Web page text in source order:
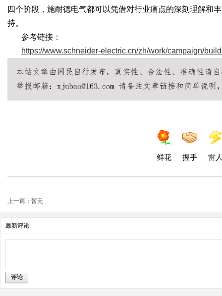
四个阶段，施耐德电气都可以凭借对行业痛点的深刻理解和
持。
参考链接：
https://www.schneider-electric.cn/zh/work/campaign/
鲜花 握手 雷
上一篇：暂无
最新评论
评论